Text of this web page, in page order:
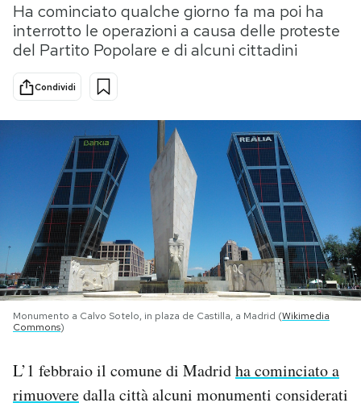
Scienza
Cultura
Sport
Media
Europa
PODCAST
NEWSLETTER
I MIEI PREFERITI
SHOP
CALENDARIO
Ha cominciato qualche giorno fa ma poi ha
interrotto le operazioni a causa delle proteste
del Partito Popolare e di alcuni cittadini
Condividi
Monumento a Calvo Sotelo, in plaza de Castilla, a Madrid (Wikimedia
Commons)
L’1 febbraio il comune di Madridha cominciato a
rimuoveredalla città alcuni monumenti considerati